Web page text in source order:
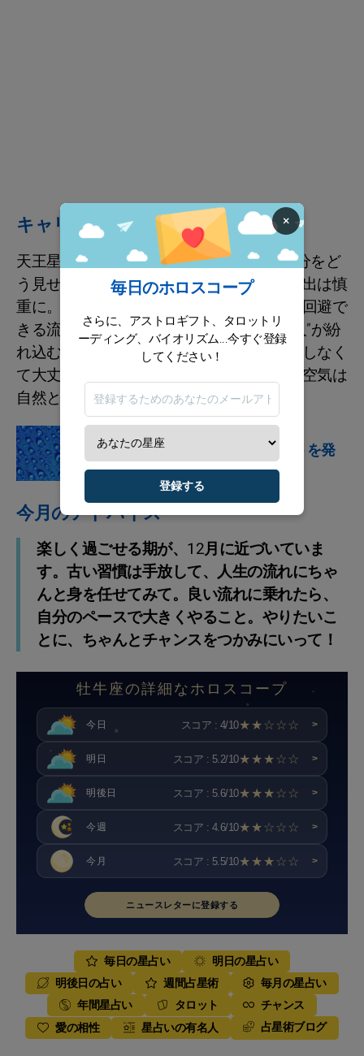
キャリア / 財政
天王星の後押しで、特に1デカンでは「自分をど
う見せるか」がカギになります。出費や外出は慎
重に。予想外の出来事が起きても、うまく回避で
きる流れです。あなたの職場に“意地悪な人”が紛
れ込む気配はありますが、必要以上に気にしなく
て大丈夫。真面目に構えていれば、面倒な空気は
自然と遠ざかっていきます。
占星術の兆候
天体の、水のエレメントを発
見しましょう
今月のアドバイス
楽しく過ごせる期が、12月に近づいていま
す。古い習慣は手放して、人生の流れにちゃ
んと身を任せてみて。良い流れに乗れたら、
自分のペースで大きくやること。やりたいこ
とに、ちゃんとチャンスをつかみにいって！
牡牛座の詳細なホロスコープ
今日 スコア : 4/10★★☆☆☆ >
明日 スコア : 5.2/10★★★☆☆ >
明後日 スコア : 5.6/10★★★☆☆ >
今週 スコア : 4.6/10★★☆☆☆ >
今月 スコア : 5.5/10★★★☆☆ >
ニュースレターに登録する
毎日の星占い
明日の星占い
明後日の占い
週間占星術
毎月の星占い
年間星占い
タロット
チャンス
愛の相性
星占いの有名人 占星術ブログ
×
毎日のホロスコープ
さらに、アストロギフト、タロットリ
ーディング、バイオリズム...今すぐ登録
してください！
登録する